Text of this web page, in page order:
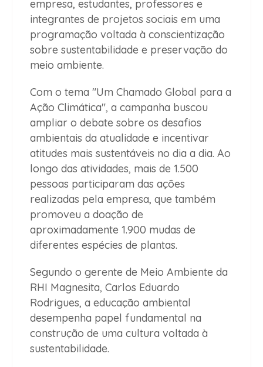
empresa, estudantes, professores e
integrantes de projetos sociais em uma
programação voltada à conscientização
sobre sustentabilidade e preservação do
meio ambiente.
Com o tema "Um Chamado Global para a
Ação Climática", a campanha buscou
ampliar o debate sobre os desafios
ambientais da atualidade e incentivar
atitudes mais sustentáveis no dia a dia. Ao
longo das atividades, mais de 1.500
pessoas participaram das ações
realizadas pela empresa, que também
promoveu a doação de
aproximadamente 1.900 mudas de
diferentes espécies de plantas.
Segundo o gerente de Meio Ambiente da
RHI Magnesita, Carlos Eduardo
Rodrigues, a educação ambiental
desempenha papel fundamental na
construção de uma cultura voltada à
sustentabilidade.